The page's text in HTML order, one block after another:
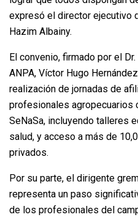
expresó el director ejecutivo
Hazim Albainy.
El convenio, firmado por el
ANPA, Víctor Hugo
realización de jornadas de
profesionales agropecuarios
SeNaSa, incluyendo talleres
salud, y acceso a más de
privados.
Por su parte, el dirigente
representa un paso
de los profesionales del